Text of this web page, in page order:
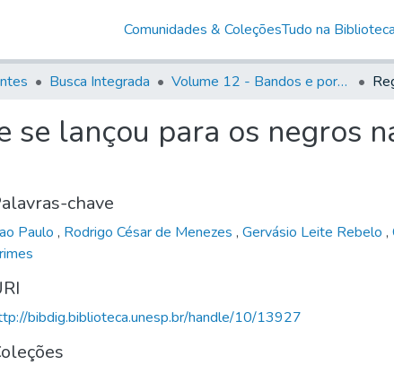
Comunidades & ColeçõesTudo na
Busca Integrada Volume 12 - Bandos e portarias de Rodrigo César de Menezes
se lançou para os negros
chave
Paulo , Rodrigo César de Menezes , Gervásio Leite Rebelo ,
bibdig.biblioteca.unesp.br/handle/10/13927